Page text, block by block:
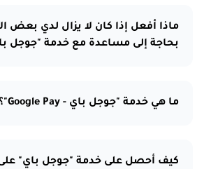
ماذا أفعل إذا كان لا يزال لدي بعض
بحاجة إلى مساعدة مع خدمة "جوجل
ما هي خدمة "جوجل باي - Google Pay"؟
كيف أحصل على خدمة "جوجل باي"